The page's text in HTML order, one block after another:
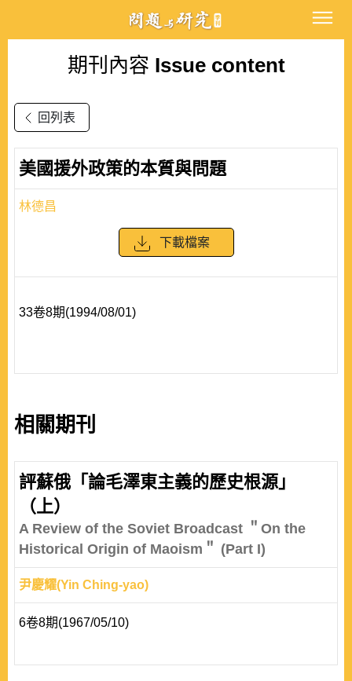
期刊內容 Issue content
回列表
美國援外政策的本質與問題
林德昌
下載檔案
33卷8期(1994/08/01)
相關期刊
評蘇俄「論毛澤東主義的歷史根源」
（上）
A Review of the Soviet Broadcast ＂On the
Historical Origin of Maoism＂ (Part I)
尹慶耀(Yin Ching-yao)
6卷8期(1967/05/10)